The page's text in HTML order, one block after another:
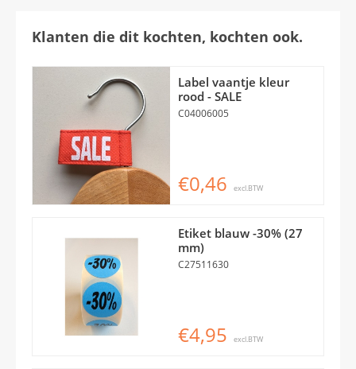
Klanten die dit kochten, kochten ook.
Label vaantje kleur
rood - SALE
C04006005
€0,46 excl.BTW
Etiket blauw -30% (27
mm)
C27511630
€4,95 excl.BTW